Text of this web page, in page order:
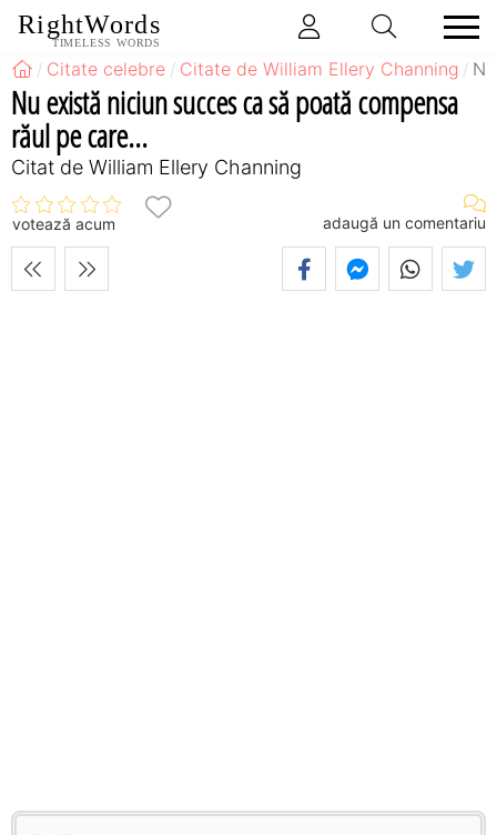
RightWords
TIMELESS WORDS
Citate celebre Citate de William Ellery Channing
Nu există niciun succes ca să poată compensa
răul pe care...
Citat de William Ellery Channing
votează acum adaugă un comentariu